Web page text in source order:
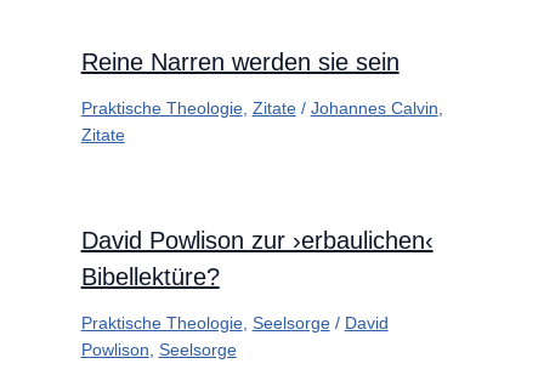
Reine Narren werden sie sein
Praktische Theologie, Zitate/ Johannes Calvin
Zitate
David Powlison zur ›erbaulichen‹
Bibellektüre?
Praktische Theologie, Seelsorge/ David
Powlison Seelsorge